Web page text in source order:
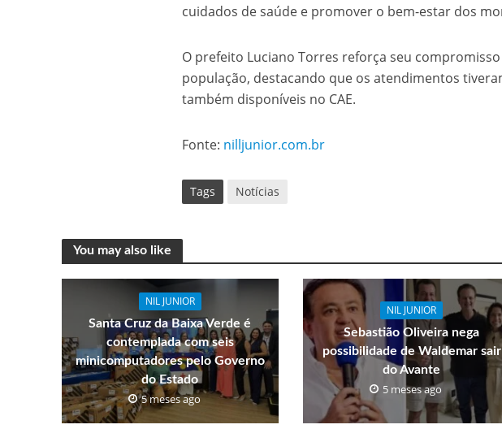
cuidados de saúde e promover o bem-estar dos
O prefeito Luciano Torres reforça seu
população, destacando que os atendimentos
também disponíveis no CAE.
Fonte: nilljunior.com.br
Tags Notícias
You may also like
NIL JUNIOR
Santa Cruz da Baixa Verde é
contemplada com seis
minicomputadores pelo Governo
do Estado
5 meses ago
NIL JUNIOR
Sebastião Oliveira nega
possibilidade de Waldemar sair
do Avante
5 meses ago